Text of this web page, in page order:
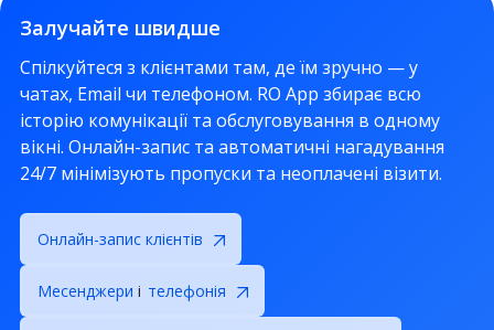
Залучайте швидше
Спілкуйтеся з клієнтами там, де їм зручно — у
чатах, Email чи телефоном. RO App збирає всю
історію комунікації та обслуговування в одному
вікні. Онлайн-запис та автоматичні нагадування
24/7 мінімізують пропуски та неоплачені візити.
Онлайн-запис клієнтів
Месенджери і телефонія